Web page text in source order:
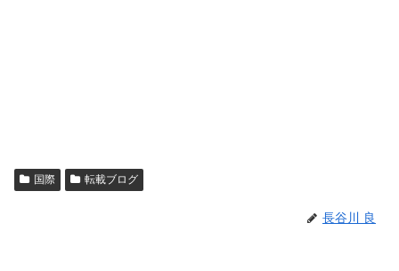
国際 転載ブログ
長谷川 良